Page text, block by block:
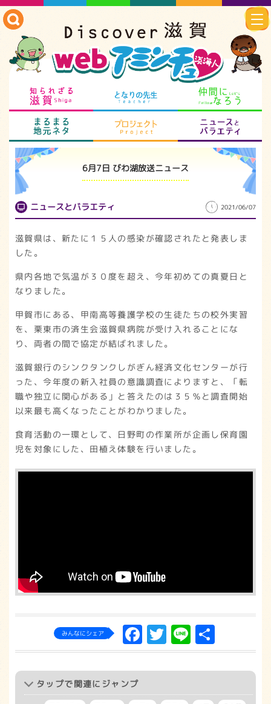
知られざる滋賀 となりの先生
まるまる地元ネタ プロジェクト
6月7日 びわ湖放送ニュース
ニュースとバラエティ 2021/06/07
滋賀県は、新たに１５人の感染が確認されたと発表しま
した。
県内各地で気温が３０度を超え、今年初めての真夏日と
なりました。
甲賀市にある、甲南高等養護学校の生徒たちの校外実習
を、栗東市の済生会滋賀県病院が受け入れることにな
り、両者の間で協定が結ばれました。
滋賀銀行のシンクタンクしがぎん経済文化センターが行
った、今年度の新入社員の意識調査によりますと、「転
職や独立に関心がある」と答えたのは３５％と調査開始
以来最も高くなったことがわかりました。
食育活動の一環として、日野町の作業所が企画し保育園
児を対象にした、田植え体験を行いました。
みんなにシェア Facebook
Twitter
Line
有
タップで関連にジャンプ